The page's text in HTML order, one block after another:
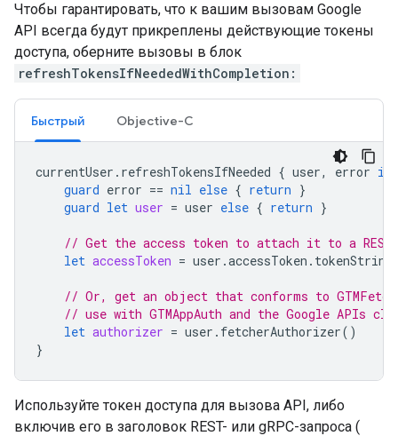
Чтобы гарантировать, что к вашим вызовам Google
API всегда будут прикреплены действующие токены
доступа, оберните вызовы в блок
refreshTokensIfNeededWithCompletion:
Быстрый Objective-C
currentUser . refreshTokensIfNeeded { user, error in
guard error == nil else { return }
guard let user = user else { return }
// Get the access token to attach it to a REST
let accessToken = user .accessToken . tokenString
// Or, get an object that conforms to
// use with GTMAppAuth and the Google APIs
let authorizer = user . fetcherAuthorizer()
}
Используйте токен доступа для вызова API, либо
включив его в заголовок REST- или gRPC-запроса (